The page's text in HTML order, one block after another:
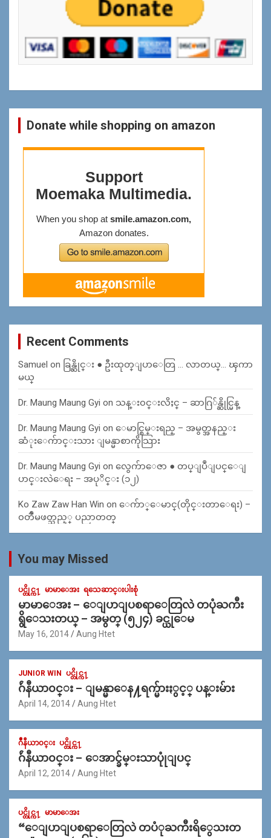
Donate while shopping on amazon
Recent Comments
Samuel on ခြန္ဆိုင္း ● ဦးထုတ္ျပာေတြ … လာတယ္… ၾကာ
မယ္
Dr. Maung Maung Gyi on သန္း၀င္းလိႈင္ – ဆာဂြ်န္ဆိုင္မြန္
Dr. Maung Maung Gyi on ေမာင္စြမ္းရည္ – အမွတ္အနည္း
ဆံုးေက်ာင္းသား ျမန္မာစာကိုသြား
Dr. Maung Maung Gyi on လွေက်ာေဇာ ● တပ္ျပဳျပင္ေျ
ပာင္းလဲေရး – အပုိင္း (၁၂)
Ko Zaw Zaw Han Win on ေက်ာ္ေမာင္(တိုင္းတာေရး) –
၀တၳဳမဖတ္သည့္ ပညာတတ္
You may Missed
ပင္တိုင္က႑ မာမာေအး ရသေဆာင္းပါးစုံ
မာမာေအး – ေျပာျပစရာေတြလဲ တပုံႀကီး
ရွိေသးတယ္ – အမွတ္ (၅၂၄) ခင္ယုေမ
May 16, 2014 Aung Htet
JUNIOR WIN ပင္တိုင္က႑
ဂ်ဴနီယာ၀င္း – ျမန္မာေန႔ရက္မ်ားႏွင့္ ပန္းမ်ား
April 14, 2014 Aung Htet
ဂ်ဳနီယာ၀င္း ပင္တိုင္က႑
ဂ်ဴနီယာ၀င္း – ေအာင္ခ်မ္းသာပုုံျပင္
April 12, 2014 Aung Htet
ပင္တိုင္က႑ မာမာေအး
“ေျပာျပစရာေတြလဲ တပံုႀကီးရိွေသးတ